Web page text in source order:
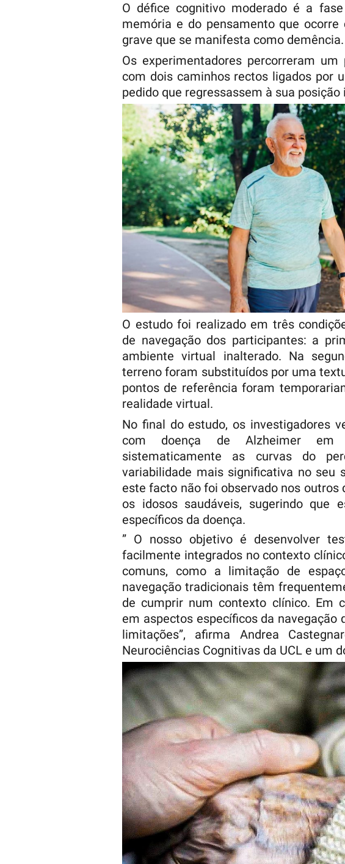
O défice cognitivo moderado é a
memória e do pensamento que
grave que se manifesta como demência.
Os experimentadores percorreram
com dois caminhos rectos ligados por
pedido que regressassem à sua
O estudo foi realizado em três
de navegação dos participantes: a
ambiente virtual inalterado. Na
terreno foram substituídos por uma
pontos de referência foram
realidade virtual.
No final do estudo, os investigadores
com doença de Alzheimer em
sistematicamente as curvas do
variabilidade mais significativa no seu
este facto não foi observado nos outros
os idosos saudáveis, sugerindo que
específicos da doença.
” O nosso objetivo é desenvolver
facilmente integrados no contexto
comuns, como a limitação de
navegação tradicionais têm
de cumprir num contexto clínico. Em
em aspectos específicos da
limitações”, afirma Andrea
Neurociências Cognitivas da UCL e um